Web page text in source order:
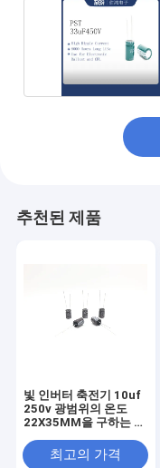
추천된 제품
빛 인버터 축전기 10uf
250v 광범위의 온도
22X35MM을 구하는 에
최고의 가격